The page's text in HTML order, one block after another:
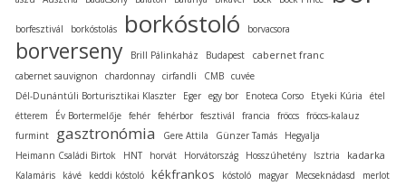
borfesztivál borkóstolás borkóstoló borvacsora
borverseny Brill Pálinkaház Budapest cabernet franc
cabernet sauvignon chardonnay cirfandli CMB cuvée
Dél-Dunántúli Borturisztikai Klaszter
Eger egy bor Enoteca Corso Etyeki Kúria
étel
étterem
Év Bortermelője fehér fehérbor fesztivál francia fröccs fröccs-kalauz
furmint
gasztronómia Gere Attila Günzer Tamás
Hegyalja
Heimann Családi Birtok
HNT horvát Horvátország Hosszúhetény Isztria kadarka
Kalamáris kávé keddi kóstoló kékfrankos kóstoló magyar Mecseknádasd
merlot